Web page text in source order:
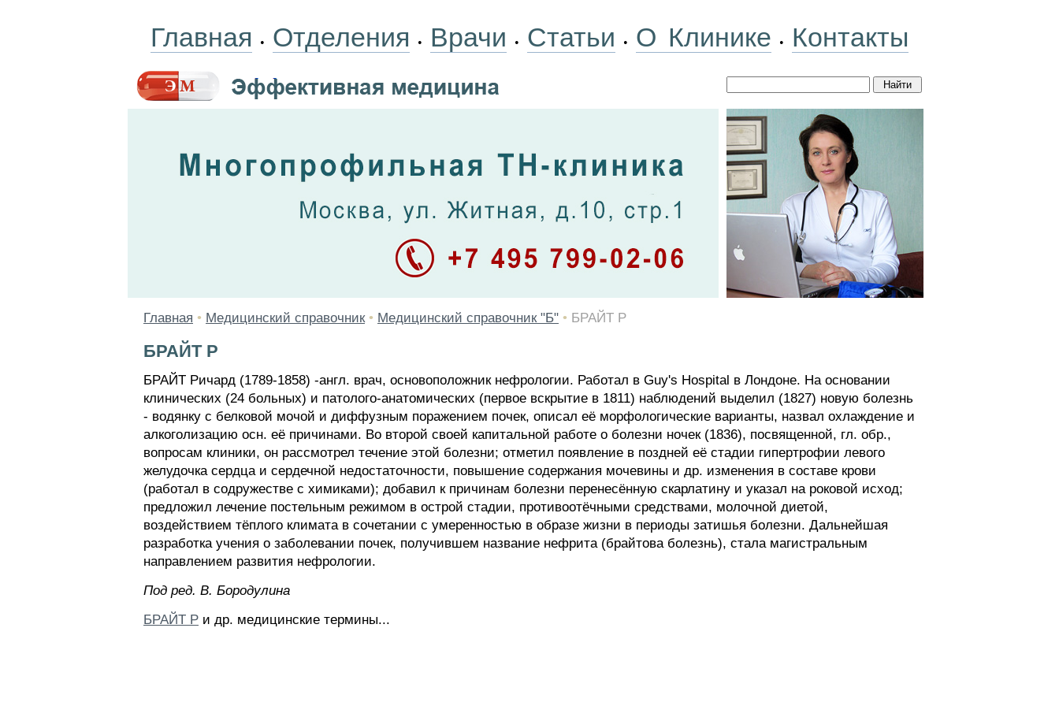
Главная • Отделения • Врачи • Статьи • О Клинике • Контакты
Главная • Медицинский справочник • Медицинский справочник "Б" • БРАЙТ Р
БРАЙТ Р
БРАЙТ Ричард (1789-1858) -англ. врач, основоположник нефрологии. Работал в Guy's Hospital в Лондоне. На основании
клинических (24 больных) и патолого-анатомических (первое вскрытие в 1811) наблюдений выделил (1827) новую болезнь
- водянку с белковой мочой и диффузным поражением почек, описал её морфологические варианты, назвал охлаждение и
алкоголизацию осн. её причинами. Во второй своей капитальной работе о болезни ночек (1836), посвященной, гл. обр.,
вопросам клиники, он рассмотрел течение этой болезни; отметил появление в поздней её стадии гипертрофии левого
желудочка сердца и сердечной недостаточности, повышение содержания мочевины и др. изменения в составе крови
(работал в содружестве с химиками); добавил к причинам болезни перенесённую скарлатину и указал на роковой исход;
предложил лечение постельным режимом в острой стадии, противоотёчными средствами, молочной диетой,
воздействием тёплого климата в сочетании с умеренностью в образе жизни в периоды затишья болезни. Дальнейшая
разработка учения о заболевании почек, получившем название нефрита (брайтова болезнь), стала магистральным
направлением развития нефрологии.
Пoд peд. B. Бopoдyлинa
БРАЙТ Р и др. медицинские термины...